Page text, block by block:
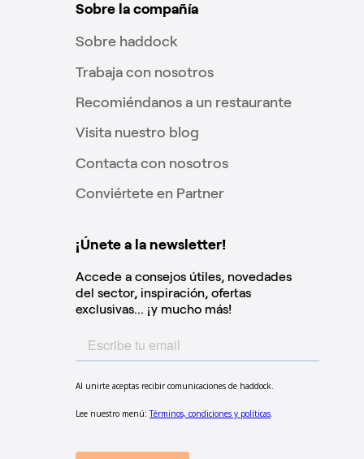
Sobre la compañía
Sobre haddock
Trabaja con nosotros
Recomiéndanos a un restaurante
Visita nuestro blog
Contacta con nosotros
Conviértete en Partner
¡Únete a la newsletter!
Accede a consejos útiles, novedades
del sector, inspiración, ofertas
exclusivas... ¡y mucho más!